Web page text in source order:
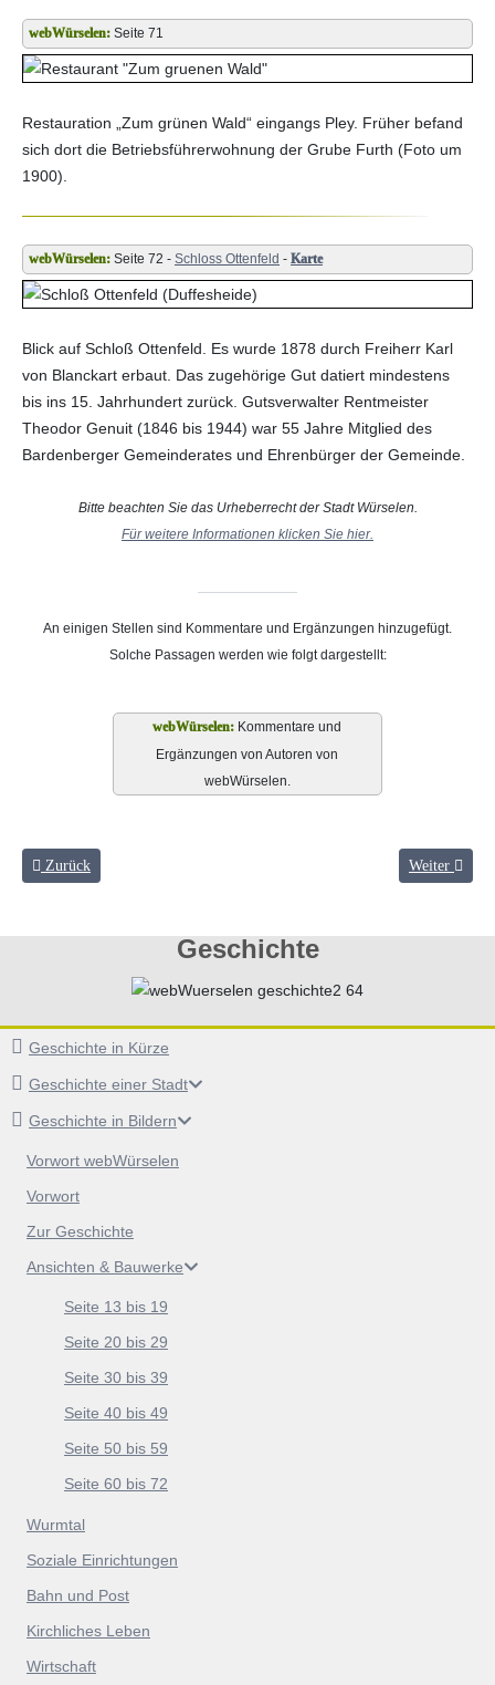
Geschichte
Geschichte in Kürze
Geschichte einer Stadt
Geschichte in Bildern
Vorwort webWürselen
Vorwort
Zur Geschichte
Ansichten & Bauwerke
Seite 13 bis 19
Seite 20 bis 29
Seite 30 bis 39
Seite 40 bis 49
Seite 50 bis 59
Seite 60 bis 72
Wurmtal
Soziale Einrichtungen
Bahn und Post
Kirchliches Leben
Wirtschaft
Seite 71
Restauration „Zum grünen Wald“ eingangs Pley. Früher befand
sich dort die Betriebsführerwohnung der Grube Furth (Foto um
1900).
Seite 72 - Schloss Ottenfeld - Karte
Blick auf Schloß Ottenfeld. Es wurde 1878 durch Freiherr Karl
von Blanckart erbaut. Das zugehörige Gut datiert mindestens
bis ins 15. Jahrhundert zurück. Gutsverwalter Rentmeister
Theodor Genuit (1846 bis 1944) war 55 Jahre Mitglied des
Bardenberger Gemeinderates und Ehrenbürger der Gemeinde.
Bitte beachten Sie das Urheberrecht der Stadt Würselen.
Für weitere Informationen klicken Sie hier.
An einigen Stellen sind Kommentare und Ergänzungen hinzugefügt.
Solche Passagen werden wie folgt dargestellt:
Kommentare und
Ergänzungen von Autoren von
webWürselen.
Vorheriger Beitrag: Wurmtal
Zurück Nächster
Weiter